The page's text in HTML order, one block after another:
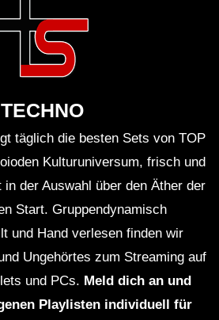
TECHNO
täglich die besten Sets von TOP
Kulturuniversum, frisch und
der Auswahl über den Äther der
Start. Gruppendynamisch
und Hand verlesen finden wir
Ungehörtes zum Streaming auf
und PCs. Meld dich an und
Playlisten individuell für